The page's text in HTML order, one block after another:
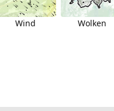
Wind Wolken